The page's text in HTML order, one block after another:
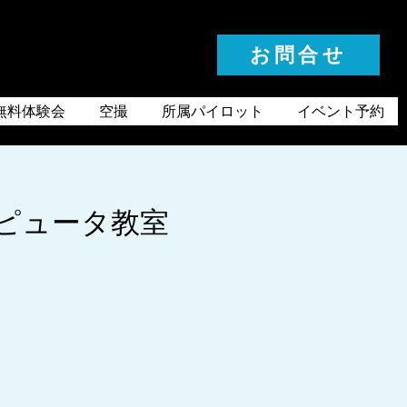
お問合せ
料体験会 空撮 所属パイロット イベント予約
ュータ教室